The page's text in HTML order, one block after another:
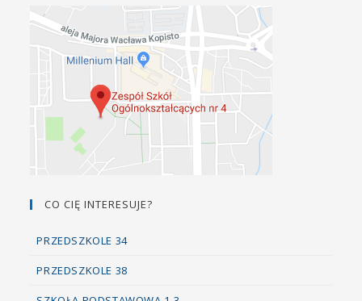
CO CIĘ INTERESUJE?
PRZEDSZKOLE 34
PRZEDSZKOLE 38